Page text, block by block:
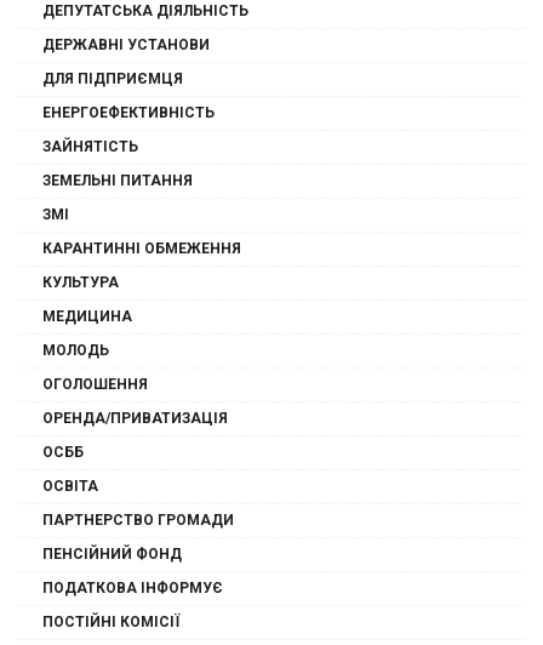
ДЕПУТАТСЬКА ДІЯЛЬНІСТЬ
ДЕРЖАВНІ УСТАНОВИ
ДЛЯ ПІДПРИЄМЦЯ
ЕНЕРГОЕФЕКТИВНІСТЬ
ЗАЙНЯТІСТЬ
ЗЕМЕЛЬНІ ПИТАННЯ
ЗМІ
КАРАНТИННІ ОБМЕЖЕННЯ
КУЛЬТУРА
МЕДИЦИНА
МОЛОДЬ
ОГОЛОШЕННЯ
ОРЕНДА/ПРИВАТИЗАЦІЯ
ОСББ
ОСВІТА
ПАРТНЕРСТВО ГРОМАДИ
ПЕНСІЙНИЙ ФОНД
ПОДАТКОВА ІНФОРМУЄ
ПОСТІЙНІ КОМІСІЇ